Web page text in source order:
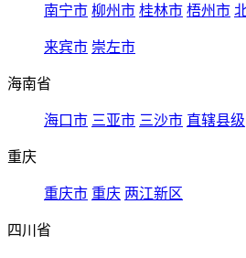
南宁市 柳州市 桂林市 梧州市
来宾市 崇左市
海南省
海口市 三亚市 三沙市 直辖县级
重庆
重庆市 重庆 两江新区
四川省